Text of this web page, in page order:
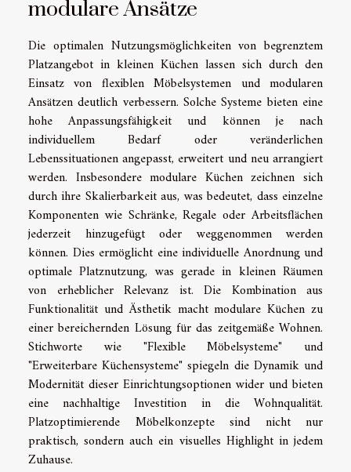
modulare Ansätze
Die optimalen Nutzungsmöglichkeiten von begrenztem
Platzangebot in kleinen Küchen lassen sich durch den
Einsatz von flexiblen Möbelsystemen und modularen
Ansätzen deutlich verbessern. Solche Systeme bieten eine
hohe Anpassungsfähigkeit und können je nach
individuellem Bedarf oder veränderlichen
Lebenssituationen angepasst, erweitert und neu arrangiert
werden. Insbesondere modulare Küchen zeichnen sich
durch ihre Skalierbarkeit aus, was bedeutet, dass einzelne
Komponenten wie Schränke, Regale oder Arbeitsflächen
jederzeit hinzugefügt oder weggenommen werden
können. Dies ermöglicht eine individuelle Anordnung und
optimale Platznutzung, was gerade in kleinen Räumen
von erheblicher Relevanz ist. Die Kombination aus
Funktionalität und Ästhetik macht modulare Küchen zu
einer bereichernden Lösung für das zeitgemäße Wohnen.
Stichworte wie "Flexible Möbelsysteme" und
"Erweiterbare Küchensysteme" spiegeln die Dynamik und
Modernität dieser Einrichtungsoptionen wider und bieten
eine nachhaltige Investition in die Wohnqualität.
Platzoptimierende Möbelkonzepte sind nicht nur
praktisch, sondern auch ein visuelles Highlight in jedem
Zuhause.